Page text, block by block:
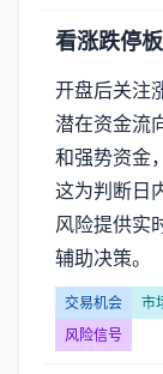
看涨跌停
开盘后关注
潜在资金流
和强势资金
这为判断日
风险提供实
辅助决策。
交易机会 市
风险信号